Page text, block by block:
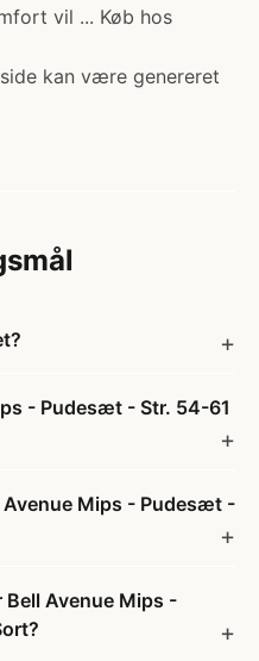
vil ... Køb hos
kan være genereret
- Pudesæt - Str. 54-61
Mips - Pudesæt -
Bell Avenue Mips -